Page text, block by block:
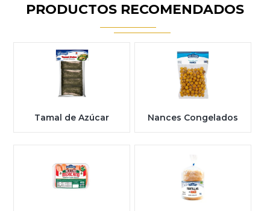
PRODUCTOS RECOMENDADOS
Tamal de Azúcar Nances Congelados